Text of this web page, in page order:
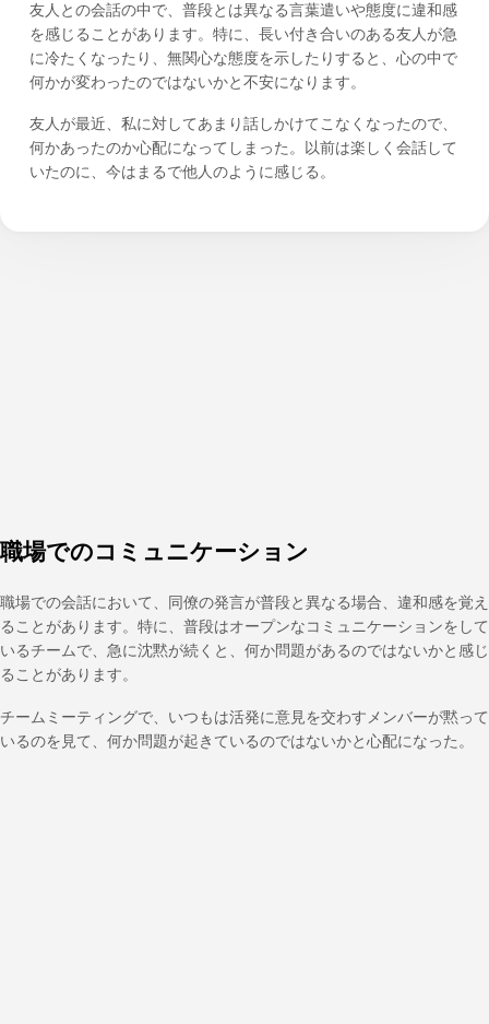
友人との会話の中で、普段とは異なる言葉遣いや態度に違和感
を感じることがあります。特に、長い付き合いのある友人が急
に冷たくなったり、無関心な態度を示したりすると、心の中で
何かが変わったのではないかと不安になります。
友人が最近、私に対してあまり話しかけてこなくなったので、
何かあったのか心配になってしまった。以前は楽しく会話して
いたのに、今はまるで他人のように感じる。
職場でのコミュニケーション
職場での会話において、同僚の発言が普段と異なる場合、違和感を覚え
ることがあります。特に、普段はオープンなコミュニケーションをして
いるチームで、急に沈黙が続くと、何か問題があるのではないかと感じ
ることがあります。
チームミーティングで、いつもは活発に意見を交わすメンバーが黙って
いるのを見て、何か問題が起きているのではないかと心配になった。